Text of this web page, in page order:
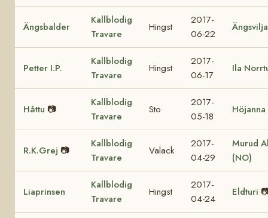
Ängsbalder
Kallblodig
Travare
Hingst
2017-
06-22
Ängsvilja
Petter I.P.
Kallblodig
Travare
Hingst
2017-
06-17
Ila
Håttu 📷
Kallblodig
Travare
Sto
2017-
05-18
Höjanna
R.K.Grej 📷
Kallblodig
Travare
Valack
2017-
04-29
Murud
(NO)
Liaprinsen
Kallblodig
Travare
Hingst
2017-
04-24
Eldturi